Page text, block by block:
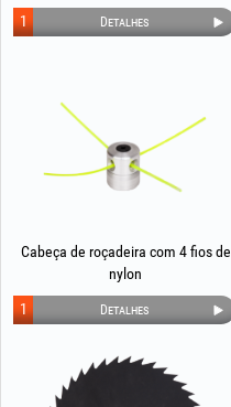
Detalhes
1
Cabeça de roçadeira com 4 fios de
nylon
Detalhes
1